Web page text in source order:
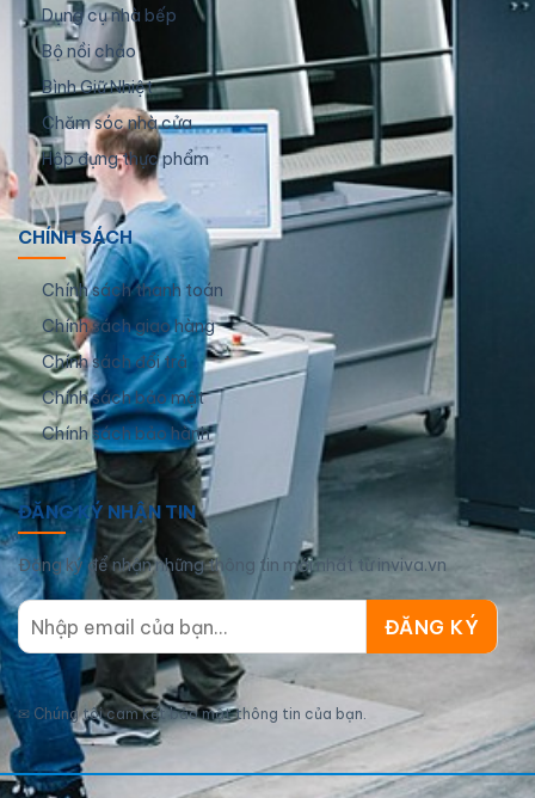
Dụng cụ nhà bếp
Bộ nồi chảo
Bình Giữ Nhiệt
Chăm sóc nhà cửa
Hộp đựng thực phẩm
CHÍNH SÁCH
Chính sách thanh toán
Chính sách giao hàng
Chính sách đổi trả
Chính sách bảo mật
Chính sách bảo hành
ĐĂNG KÝ NHẬN TIN
Đăng ký để nhận những thông tin mới nhất từ inviva.vn
✉ Chúng tôi cam kết bảo mật thông tin của bạn.